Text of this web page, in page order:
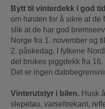
Bytt til vinterdekk i god
om høsten for å sikre at de
slik at de har god
Norge fra 1. november og
2. påskedag. I fylkene
det brukes piggdekk fra
Det er ingen
Vinterutstyr i bilen. Husk
slepetau, varseltrekant,